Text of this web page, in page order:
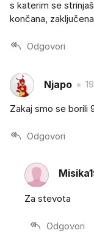
s katerim se
končana,
Odgovori
Njapo
Zakaj smo se borili
Odgovori
Za stevota
Odgovori